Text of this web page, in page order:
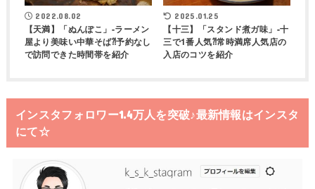
2022.08.02
【天満】「ぬんぽこ」-ラーメン
屋より美味い中華そば⁈予約なし
で訪問できた時間帯を紹介
2025.01.25
【十三】「スタンド煮ガ味」-十
三で1番人気⁈常時満席人気店の
入店のコツを紹介
インスタフォロワー1.4万人を突破♪最新情報はインスタ
にて☆